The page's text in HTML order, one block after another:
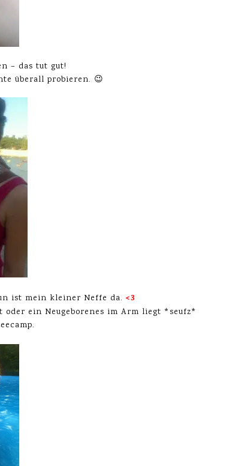
– das tut gut!
überall probieren. 😉
ist mein kleiner Neffe da. <3
ein Neugeborenes im Arm liegt *seufz*